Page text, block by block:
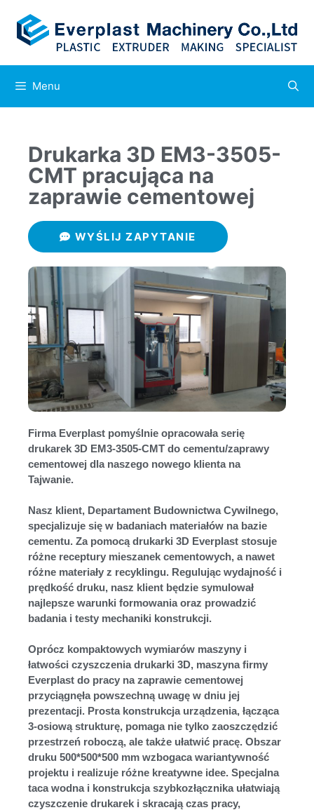
Menu
Drukarka 3D EM3-3505-
CMT pracująca na
zaprawie cementowej
WYŚLIJ ZAPYTANIE
Firma Everplast pomyślnie opracowała serię
drukarek 3D EM3-3505-CMT do cementu/zaprawy
cementowej dla naszego nowego klienta na
Tajwanie.
Nasz klient, Departament Budownictwa Cywilnego,
specjalizuje się w badaniach materiałów na bazie
cementu. Za pomocą drukarki 3D Everplast stosuje
różne receptury mieszanek cementowych, a nawet
różne materiały z recyklingu. Regulując wydajność i
prędkość druku, nasz klient będzie symulował
najlepsze warunki formowania oraz prowadzić
badania i testy mechaniki konstrukcji.
Oprócz kompaktowych wymiarów maszyny i
łatwości czyszczenia drukarki 3D, maszyna firmy
Everplast do pracy na zaprawie cementowej
przyciągnęła powszechną uwagę w dniu jej
prezentacji. Prosta konstrukcja urządzenia, łącząca
3-osiową strukturę, pomaga nie tylko zaoszczędzić
przestrzeń roboczą, ale także ułatwić pracę. Obszar
druku 500*500*500 mm wzbogaca wariantywność
projektu i realizuje różne kreatywne idee. Specjalna
taca wodna i konstrukcja szybkozłącznika ułatwiają
czyszczenie drukarek i skracają czas pracy,